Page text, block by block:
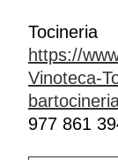
Tocineria
https://
Vinoteca-
977 861